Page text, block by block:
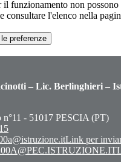
il funzionamento non possono
consultare l'elenco nella
preferenze
– Lic. Berlinghieri –
- 51017 PESCIA (PT)
Link per